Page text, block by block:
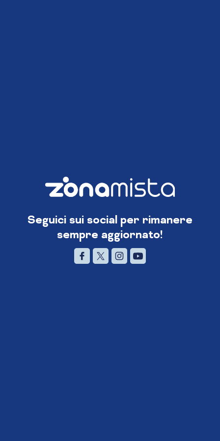
Seguici sui social per rimanere
sempre aggiornato!